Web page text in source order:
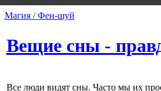
Магия / Фен-шуй
Вещие сны -
Все люди видят сны. Часто мы их